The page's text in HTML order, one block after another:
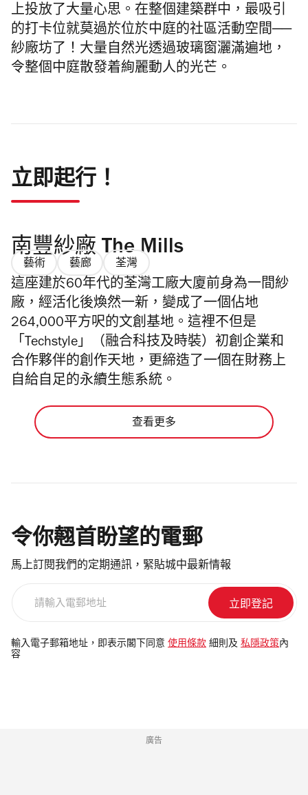
上投放了大量心思。在整個建築群中，最吸引
的打卡位就莫過於位於中庭的社區活動空間──
紗廠坊了！大量自然光透過玻璃窗灑滿遍地，
令整個中庭散發着絢麗動人的光芒。
立即起行！
南豐紗廠 The Mills
藝術 藝廊 荃灣
這座建於60年代的荃灣工廠大廈前身為一間紗
廠，經活化後煥然一新，變成了一個佔地
264,000平方呎的文創基地。這裡不但是
「Techstyle」（融合科技及時裝）初創企業和
合作夥伴的創作天地，更締造了一個在財務上
自給自足的永續生態系統。
查看更多
令你翹首盼望的電郵
馬上訂閱我們的定期通訊，緊貼城中最新情報
電
郵
輸入電子郵箱地址，即表示閣下同意 使用條款 細則及 私隱政策 內
容
廣告